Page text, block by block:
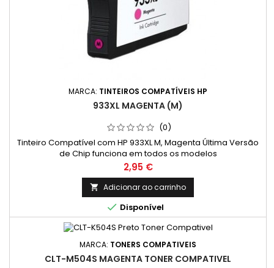
MARCA: TINTEIROS COMPATÍVEIS HP
933XL MAGENTA (M)
(0)
Tinteiro Compatível com HP 933XL M, Magenta Última Versão
de Chip funciona em todos os modelos
Preço
2,95 €
 Adicionar ao carrinho
 Disponível
MARCA: TONERS COMPATIVEIS
CLT-M504S MAGENTA TONER COMPATIVEL